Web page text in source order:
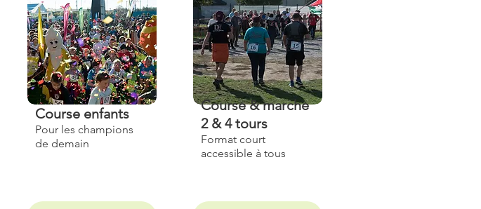
Course enfants
Pour les champions
de demain
Course & marche
2 & 4 tours
Format court
accessible à tous